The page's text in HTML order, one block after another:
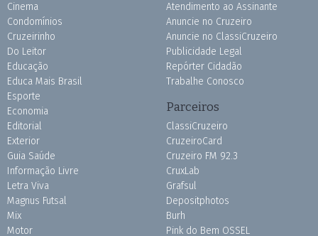
Cinema
Condomínios
Cruzeirinho
Do Leitor
Educação
Educa Mais Brasil
Esporte
Economia
Editorial
Exterior
Guia Saúde
Informação Livre
Letra Viva
Magnus Futsal
Mix
Motor
Atendimento ao Assinante
Anuncie no Cruzeiro
Anuncie no ClassiCruzeiro
Publicidade Legal
Repórter Cidadão
Trabalhe Conosco
Parceiros
ClassiCruzeiro
CruzeiroCard
Cruzeiro FM 92.3
CruxLab
Grafsul
Depositphotos
Burh
Pink do Bem OSSEL